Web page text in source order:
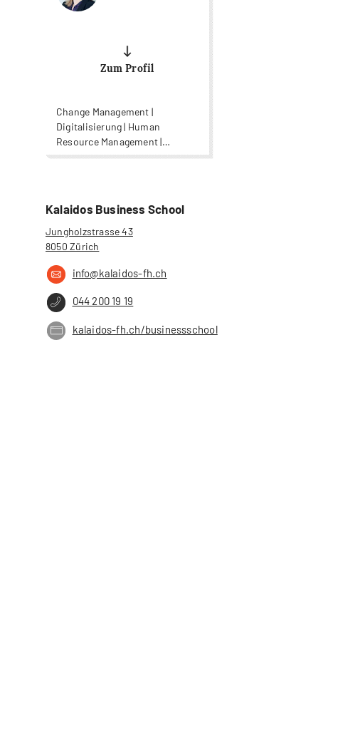
Zum Profil
Change Management |
Digitalisierung | Human
Resource Management |
Leadership | Wirtschaft
Kalaidos Business School
Jungholzstrasse 43
8050 Zürich
info@kalaidos-fh.ch
044 200 19 19
kalaidos-fh.ch/businessschool